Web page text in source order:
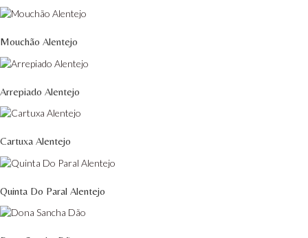
Mouchão Alentejo
Arrepiado Alentejo
Cartuxa Alentejo
Quinta Do Paral Alentejo